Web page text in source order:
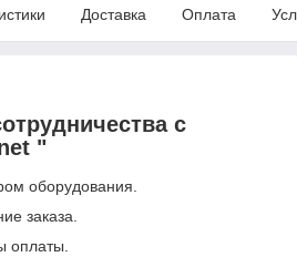
Доставка Оплата
с
"
оборудования.
заказа.
оплаты.